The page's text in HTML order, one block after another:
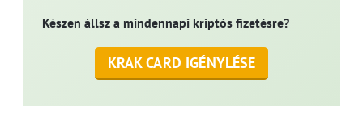
Készen állsz a mindennapi kriptós fizetésre?
KRAK CARD IGÉNYLÉSE